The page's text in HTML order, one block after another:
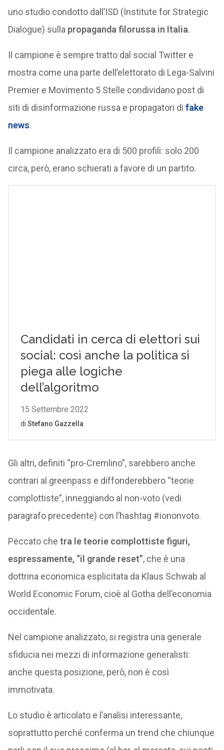
uno studio condotto dall’ISD (Institute for Strategic
Dialogue) sulla propaganda filorussa in Italia.
Il campione è sempre tratto dal social Twitter e
mostra come una parte dell’elettorato di Lega-Salvini
Premier e Movimento 5 Stelle condividano post di
siti di disinformazione russa e propagatori di fake
news.
Il campione analizzato era di 500 profili: solo 200
circa, però, erano schierati a favore di un partito.
Gli altri, definiti “pro-Cremlino”, sarebbero anche
contrari al greenpass e diffonderebbero “teorie
complottiste”, inneggiando al non-voto (vedi
paragrafo precedente) con l’hashtag #iononvoto.
Peccato che tra le teorie complottiste figuri,
espressamente, “il grande reset”, che è una
dottrina economica esplicitata da Klaus Schwab al
World Economic Forum, cioè al Gotha dell’economia
occidentale.
Nel campione analizzato, si registra una generale
sfiducia nei mezzi di informazione generalisti:
anche questa posizione, però, non è così
immotivata.
Lo studio è articolato e l’analisi interessante,
soprattutto perché conferma un trend che chiunque